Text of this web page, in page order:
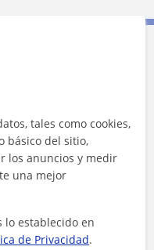
tales como cookies,
básico del sitio,
los anuncios y medir
una mejor
lo establecido en
de Privacidad.